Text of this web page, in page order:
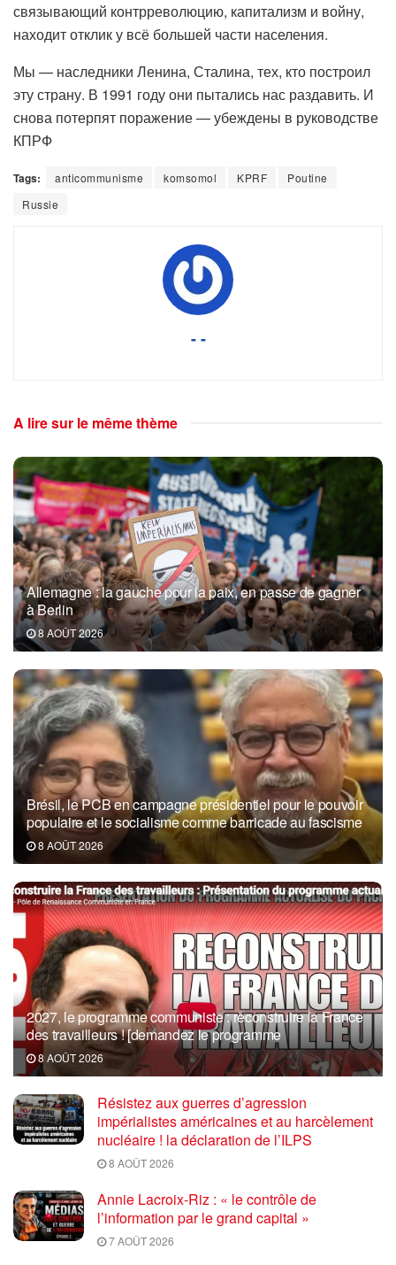
связывающий контрреволюцию, капитализм и войну,
находит отклик у всё большей части населения.
Мы — наследники Ленина, Сталина, тех, кто построил
эту страну. В 1991 году они пытались нас раздавить. И
снова потерпят поражение — убеждены в руководстве
КПРФ
Tags: anticommunisme komsomol KPRF
Poutine
Russie
- -
A lire sur le même thème
Allemagne : la gauche pour la paix, en passe de gagner
à Berlin
8 AOÛT 2026
Brésil, le PCB en campagne présidentiel pour le pouvoir
populaire et le socialisme comme barricade au fascisme
8 AOÛT 2026
2027, le programme communiste : reconstruire la France
des travailleurs ! [demandez le programme
8 AOÛT 2026
Résistez aux guerres d’agression
impérialistes américaines et au harcèlement
nucléaire ! la déclaration de l’ILPS
8 AOÛT 2026
Annie Lacroix-Riz : « le contrôle de
l’information par le grand capital »
7 AOÛT 2026